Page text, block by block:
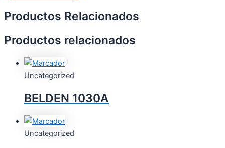
Productos Relacionados
Productos relacionados
Uncategorized
BELDEN 1030A
Uncategorized